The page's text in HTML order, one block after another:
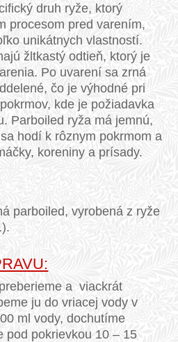
druh ryže, ktorý
procesom pred varením,
unikátnych vlastností.
žltkastý odtieň, ktorý je
Po uvarení sa zrná
čo je výhodné pri
kde je požiadavka
Parboiled ryža má jemnú,
hodí k rôznym pokrmom a
koreniny a prísady.
parboiled, vyrobená z ryže
a viackrát
ju do vriacej vody v
ml vody, dochutíme
pod pokrievkou 10 – 15